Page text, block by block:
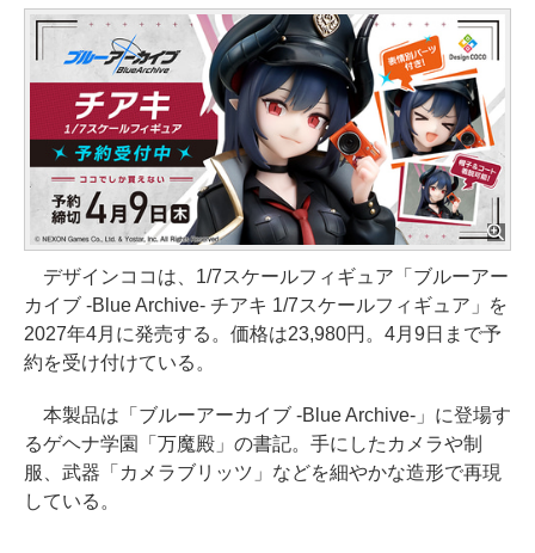
デザインココは、1/7スケールフィギュア「ブルーアー
カイブ -Blue Archive- チアキ 1/7スケールフィギュア」を
2027年4月に発売する。価格は23,980円。4月9日まで予
約を受け付けている。
本製品は「ブルーアーカイブ -Blue Archive-」に登場す
るゲヘナ学園「万魔殿」の書記。手にしたカメラや制
服、武器「カメラブリッツ」などを細やかな造形で再現
している。